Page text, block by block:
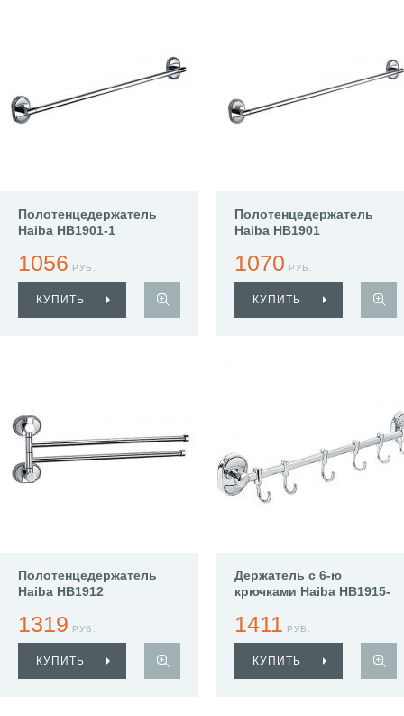
Полотенцедержатель
Haiba HB1901-1
1056 РУБ.
КУПИТЬ
Полотенцедержатель
Haiba HB1901
1070 РУБ.
КУПИТЬ
Полотенцедержатель
Haiba HB1912
1319 РУБ.
КУПИТЬ
Держатель с 6-ю
крючками Haiba HB1915-
1411 РУБ.
КУПИТЬ